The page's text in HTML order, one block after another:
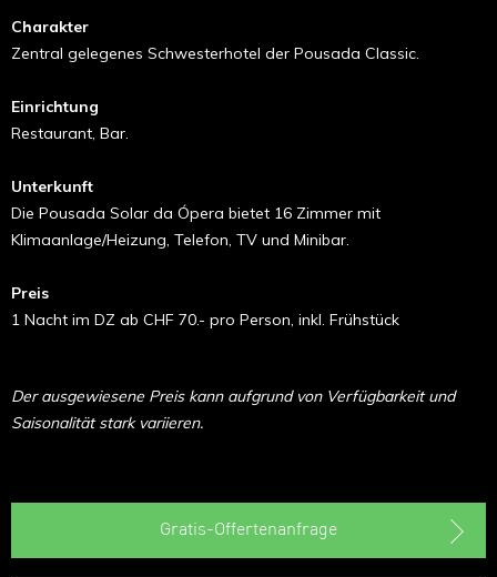
Charakter
Zentral gelegenes Schwesterhotel der Pousada Classic.
Einrichtung
Restaurant, Bar.
Unterkunft
Die Pousada Solar da Ópera bietet 16 Zimmer mit
Klimaanlage/Heizung, Telefon, TV und Minibar.
Preis
1 Nacht im DZ ab CHF 70.- pro Person, inkl. Frühstück
Der ausgewiesene Preis kann aufgrund von Verfügbarkeit und
Saisonalität stark variieren.
Gratis-Offertenanfrage